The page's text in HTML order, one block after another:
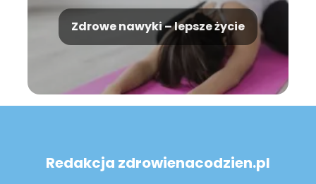
Zdrowe nawyki – lepsze życie
Redakcja zdrowienacodzien.pl